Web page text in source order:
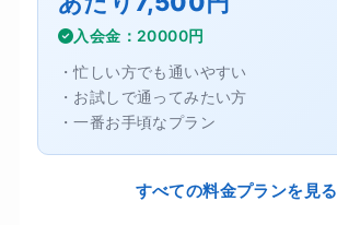
入会金：20000円
・忙しい方でも通いやすい
・お試しで通ってみたい方
・一番お手頃なプラン
すべての料金プランを見る